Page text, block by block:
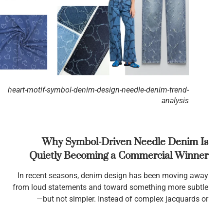
heart-motif-symbol-denim-design-needle-denim-trend-
analysis
Why Symbol-Driven Needle Denim Is
Quietly Becoming a Commercial Winner
In recent seasons, denim design has been moving away
from loud statements and toward something more subtle
—but not simpler. Instead of complex jacquards or